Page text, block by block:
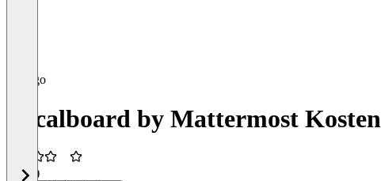
Focalboard by Mattermost Kosten
3,3(4)